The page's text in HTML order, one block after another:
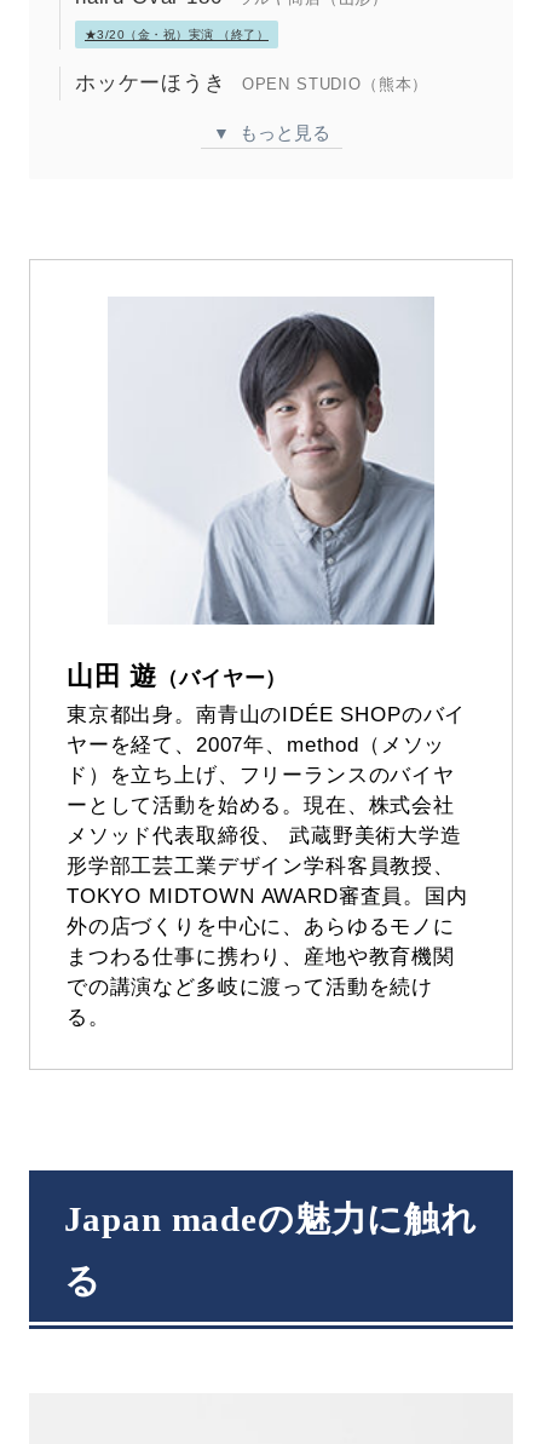
★3/20（金・祝）実演 （終了）
ホッケーほうき OPEN STUDIO（熊本）
▼ もっと見る
山田 遊 （バイヤー）
東京都出身。南青山のIDÉE SHOPのバイ
ヤーを経て、2007年、method（メソッ
ド）を立ち上げ、フリーランスのバイヤ
ーとして活動を始める。現在、株式会社
メソッド代表取締役、 武蔵野美術大学造
形学部工芸工業デザイン学科客員教授、
TOKYO MIDTOWN AWARD審査員。国内
外の店づくりを中心に、あらゆるモノに
まつわる仕事に携わり、産地や教育機関
での講演など多岐に渡って活動を続け
る。
Japan madeの魅力に触れ
る